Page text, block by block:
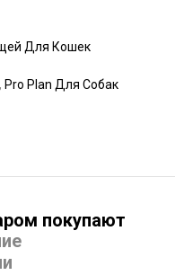
Для Кошек
, Pro Plan Для Собак
покупают